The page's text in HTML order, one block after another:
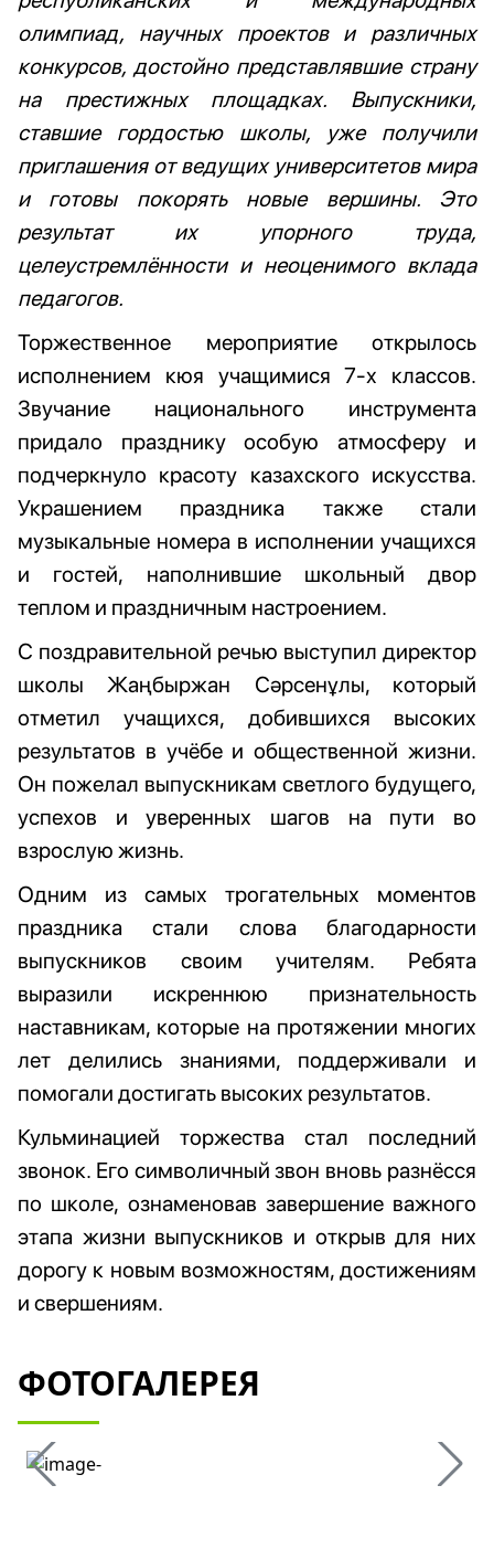
олимпиад, научных проектов и различных
конкурсов, достойно представлявшие страну
на престижных площадках. Выпускники,
ставшие гордостью школы, уже получили
приглашения от ведущих университетов мира
и готовы покорять новые вершины. Это
результат их упорного труда,
целеустремлённости и неоценимого вклада
педагогов.
Торжественное мероприятие открылось
исполнением кюя учащимися 7-х классов.
Звучание национального инструмента
придало празднику особую атмосферу и
подчеркнуло красоту казахского искусства.
Украшением праздника также стали
музыкальные номера в исполнении учащихся
и гостей, наполнившие школьный двор
теплом и праздничным настроением.
С поздравительной речью выступил директор
школы Жаңбыржан Сәрсенұлы, который
отметил учащихся, добившихся высоких
результатов в учёбе и общественной жизни.
Он пожелал выпускникам светлого будущего,
успехов и уверенных шагов на пути во
взрослую жизнь.
Одним из самых трогательных моментов
праздника стали слова благодарности
выпускников своим учителям. Ребята
выразили искреннюю признательность
наставникам, которые на протяжении многих
лет делились знаниями, поддерживали и
помогали достигать высоких результатов.
Кульминацией торжества стал последний
звонок. Его символичный звон вновь разнёсся
по школе, ознаменовав завершение важного
этапа жизни выпускников и открыв для них
дорогу к новым возможностям, достижениям
и свершениям.
ФОТОГАЛЕРЕЯ